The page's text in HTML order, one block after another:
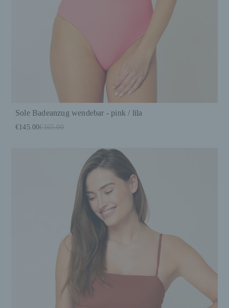
Sole Badeanzug wendebar - pink / lila
€145.00€165.00